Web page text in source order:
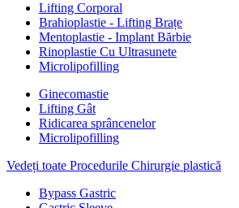
Lifting Corporal
Brahioplastie - Lifting Brațe
Mentoplastie - Implant Bărbie
Rinoplastie Cu Ultrasunete
Microlipofilling
Ginecomastie
Lifting Gât
Ridicarea sprâncenelor
Microlipofilling
Vedeți toate Procedurile Chirurgie plastică
Bypass Gastric